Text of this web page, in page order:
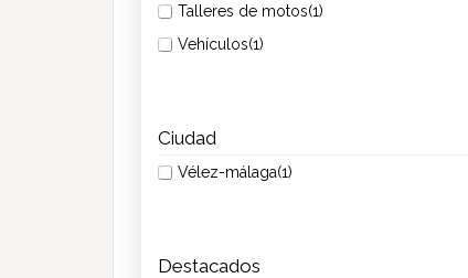
Talleres de motos(1)
Vehículos(1)
Ciudad
Vélez-málaga(1)
Destacados